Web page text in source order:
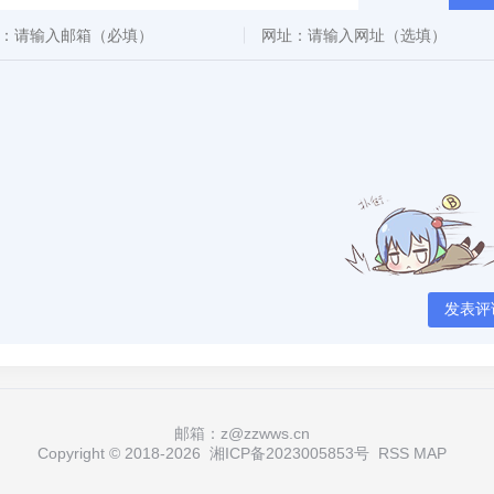
发表评
邮箱：z@zzwws.cn
Copyright © 2018-2026 湘ICP备2023005853号 RSS MAP